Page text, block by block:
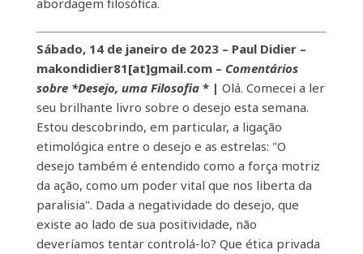
abordagem filosófica.
Sábado, 14 de janeiro de 2023 – Paul Didier –
makondidier81[at]gmail.com – Comentários
sobre *Desejo, uma Filosofia* | Olá. Comecei a ler
seu brilhante livro sobre o desejo esta semana.
Estou descobrindo, em particular, a ligação
etimológica entre o desejo e as estrelas: "O
desejo também é entendido como a força motriz
da ação, como um poder vital que nos liberta da
paralisia". Dada a negatividade do desejo, que
existe ao lado de sua positividade, não
deveríamos tentar controlá-lo? Que ética privada